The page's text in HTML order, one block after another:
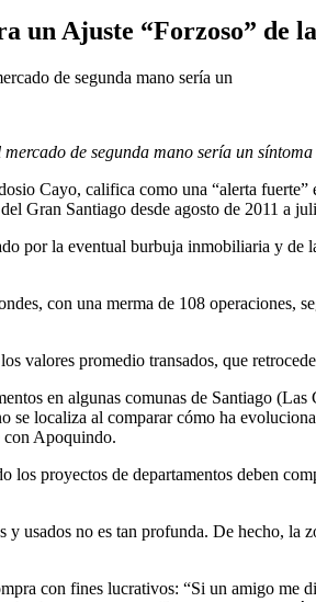
un Ajuste “Forzoso” de la
de segunda mano sería un
de segunda mano sería un
Cayo, califica como una “alerta
Gran Santiago desde agosto de 2011 a
por la eventual burbuja inmobiliaria y
con una merma de 108
valores promedio transados, que
en algunas comunas de Santiago
se localiza al comparar cómo ha
con Apoquindo.
los proyectos de departamentos deben
usados no es tan profunda. De hecho,
con fines lucrativos: “Si un amigo